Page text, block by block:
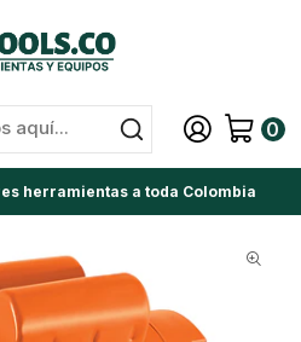
0
herramientas a toda Colombia